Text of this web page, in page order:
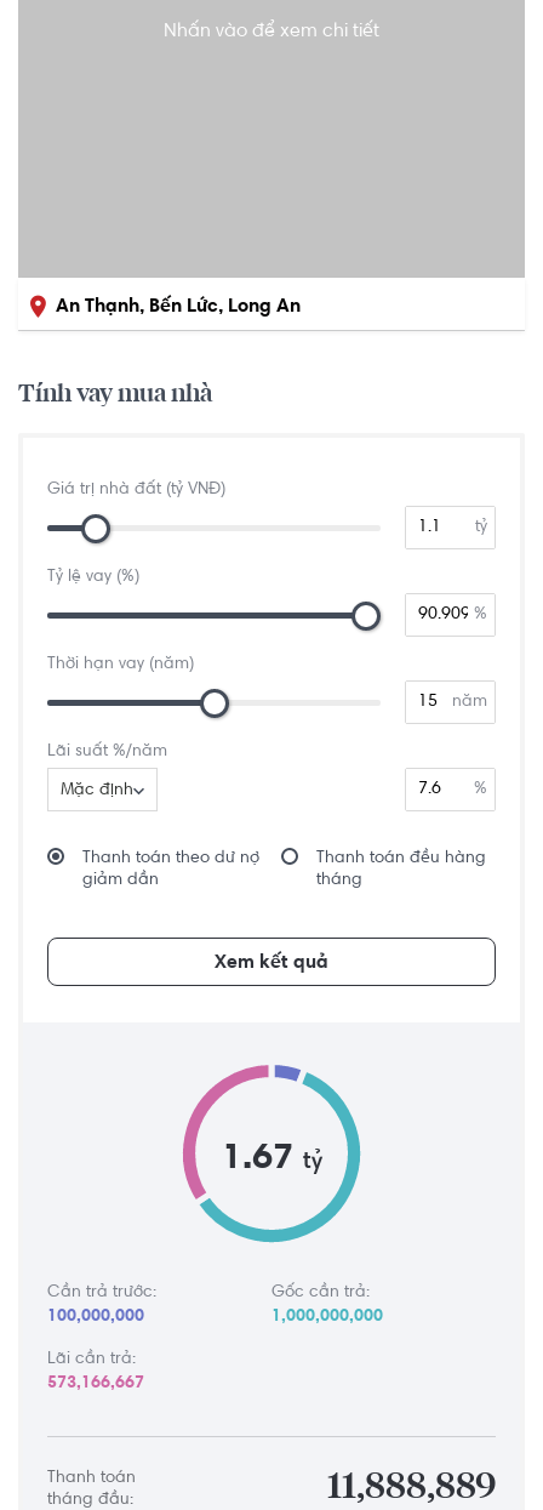
Nhấn vào để xem chi tiết
An Thạnh, Bến Lức, Long An
Tính vay mua nhà
Giá trị nhà đất (tỷ VNĐ)
tỷ
Tỷ lệ vay (%)
%
Thời hạn vay (năm)
năm
Lãi suất %/năm
Mặc định %
Thanh toán theo dư nợ
giảm dần
Thanh toán đều hàng
tháng
Xem kết quả
1.67 tỷ
Cần trả trước:
100,000,000
Gốc cần trả:
1,000,000,000
Lãi cần trả:
573,166,667
Thanh toán
tháng đầu:
11,888,889